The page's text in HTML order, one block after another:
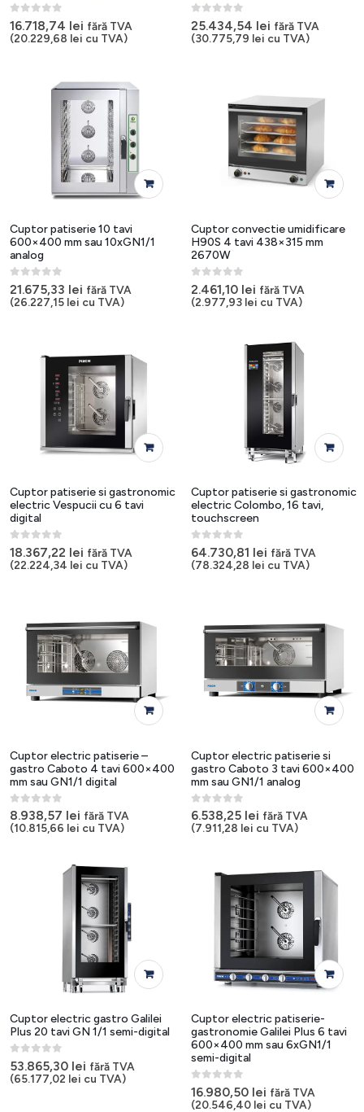
0out of 5
16.718,74 lei fără TVA
(20.229,68 lei cu TVA)
0out of 5
25.434,54 lei fără TVA
(30.775,79 lei cu TVA)
Cuptor patiserie 10 tavi
600×400 mm sau 10xGN1/1
analog
0out of 5
21.675,33 lei fără TVA
(26.227,15 lei cu TVA)
Cuptor convectie umidificare
H90S 4 tavi 438×315 mm
2670W
0out of 5
2.461,10 lei fără TVA
(2.977,93 lei cu TVA)
Cuptor patiserie si gastronomic
electric Vespucii cu 6 tavi
digital
0out of 5
18.367,22 lei fără TVA
(22.224,34 lei cu TVA)
Cuptor patiserie si gastronomic
electric Colombo, 16 tavi,
touchscreen
0out of 5
64.730,81 lei fără TVA
(78.324,28 lei cu TVA)
Cuptor electric patiserie –
gastro Caboto 4 tavi 600×400
mm sau GN1/1 digital
0out of 5
8.938,57 lei fără TVA
(10.815,66 lei cu TVA)
Cuptor electric patiserie si
gastro Caboto 3 tavi 600×400
mm sau GN1/1 analog
0out of 5
6.538,25 lei fără TVA
(7.911,28 lei cu TVA)
Cuptor electric gastro Galilei
Plus 20 tavi GN 1/1 semi-digital
0out of 5
53.865,30 lei fără TVA
(65.177,02 lei cu TVA)
Cuptor electric patiserie-
gastronomie Galilei Plus 6 tavi
600×400 mm sau 6xGN1/1
semi-digital
0out of 5
16.980,50 lei fără TVA
(20.546,40 lei cu TVA)